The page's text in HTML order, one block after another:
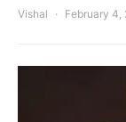
Vishal February 4,